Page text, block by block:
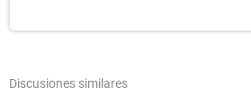
Discusiones similares